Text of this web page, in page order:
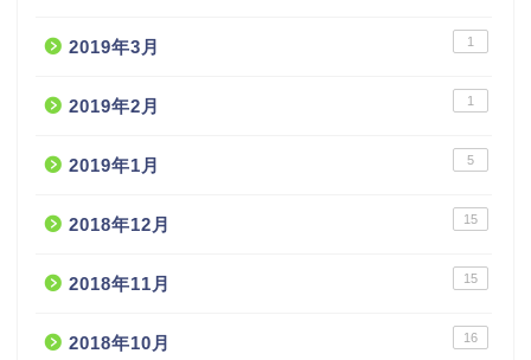
2019年3月 1
2019年2月 1
2019年1月 5
2018年12月 15
2018年11月 15
2018年10月 16